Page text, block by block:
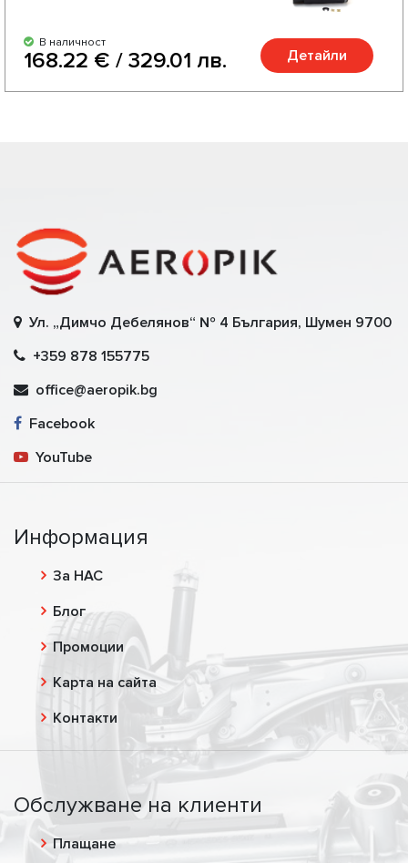
В наличност
168.22 € / 329.01 лв. Детайли
Ул. „Димчо Дебелянов“ № 4 България, Шумен 9700
+359 878 155775
office@aeropik.bg
Facebook
YouTube
Информация
За НАС
Блог
Промоции
Карта на сайта
Контакти
Обслужване на клиенти
Плащане